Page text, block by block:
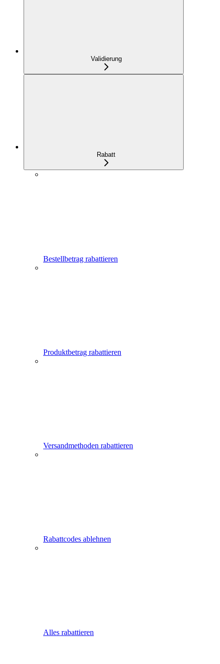
Validierung
Rabatt
Bestellbetrag rabattieren
Produktbetrag rabattieren
Versandmethoden rabattieren
Rabattcodes ablehnen
Alles rabattieren